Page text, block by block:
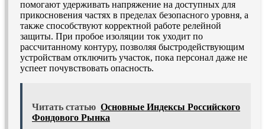
помогают удерживать напряжение на доступных для
прикосновения частях в пределах безопасного уровня, а
также способствуют корректной работе релейной
защиты. При пробое изоляции ток уходит по
рассчитанному контуру, позволяя быстродействующим
устройствам отключить участок, пока персонал даже не
успеет почувствовать опасность.
Читать статью Основные Индексы Российского
Фондового Рынка